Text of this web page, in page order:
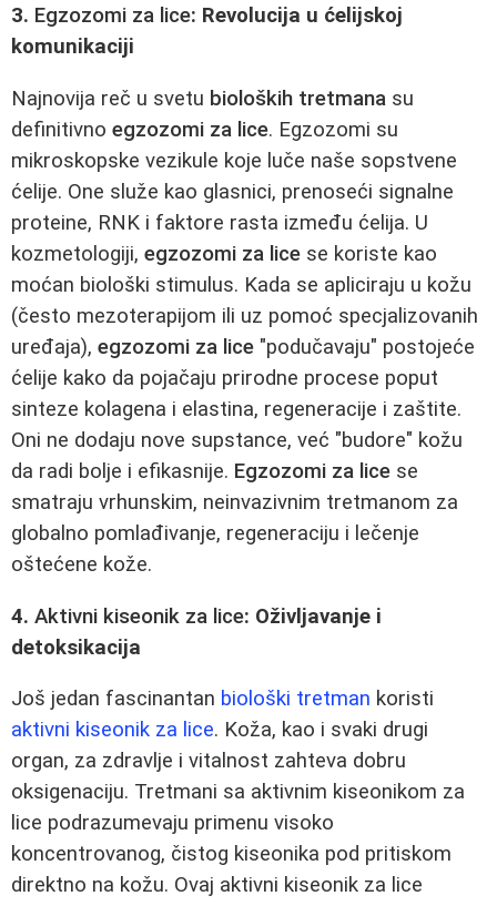
3. Egzozomi za lice: Revolucija u ćelijskoj
komunikaciji
Najnovija reč u svetu bioloških tretmana su
definitivno egzozomi za lice. Egzozomi su
mikroskopske vezikule koje luče naše sopstvene
ćelije. One služe kao glasnici, prenoseći signalne
proteine, RNK i faktore rasta između ćelija. U
kozmetologiji, egzozomi za lice se koriste kao
moćan biološki stimulus. Kada se apliciraju u kožu
(često mezoterapijom ili uz pomoć specjalizovanih
uređaja), egzozomi za lice "podučavaju" postojeće
ćelije kako da pojačaju prirodne procese poput
sinteze kolagena i elastina, regeneracije i zaštite.
Oni ne dodaju nove supstance, već "budore" kožu
da radi bolje i efikasnije. Egzozomi za lice se
smatraju vrhunskim, neinvazivnim tretmanom za
globalno pomlađivanje, regeneraciju i lečenje
oštećene kože.
4. Aktivni kiseonik za lice: Oživljavanje i
detoksikacija
Još jedan fascinantan biološki tretman koristi
aktivni kiseonik za lice. Koža, kao i svaki drugi
organ, za zdravlje i vitalnost zahteva dobru
oksigenaciju. Tretmani sa aktivnim kiseonikom za
lice podrazumevaju primenu visoko
koncentrovanog, čistog kiseonika pod pritiskom
direktno na kožu. Ovaj aktivni kiseonik za lice